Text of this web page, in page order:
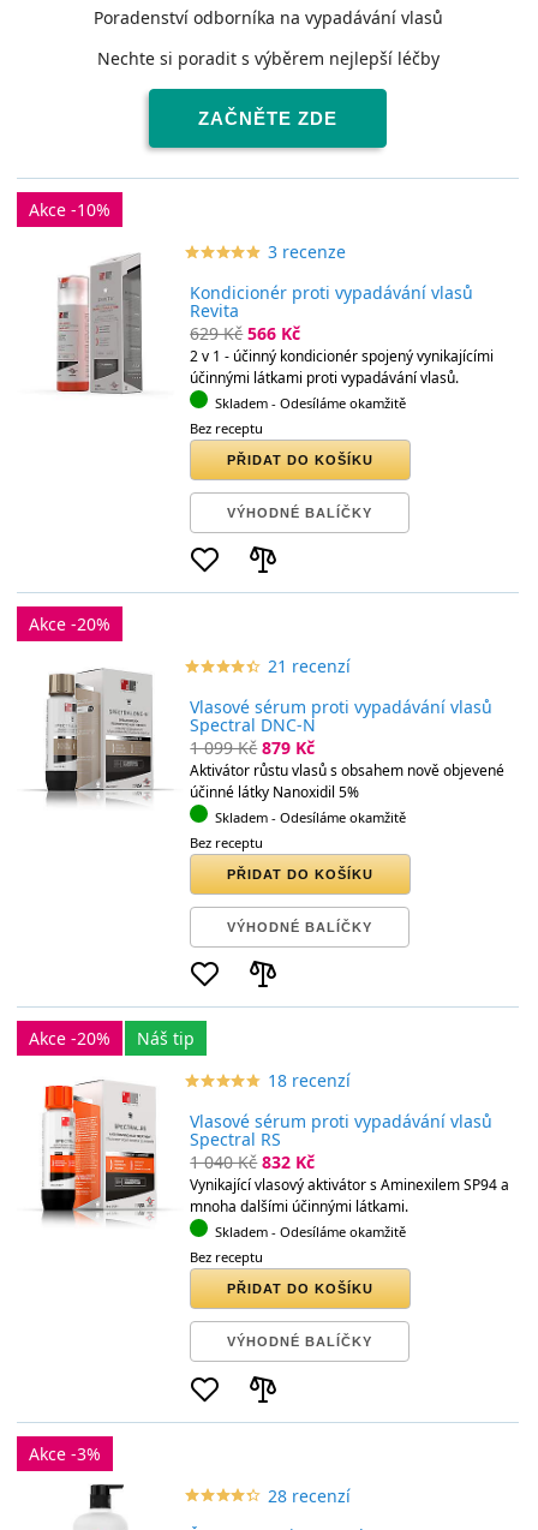
Poradenství odborníka na vypadávání vlasů
Nechte si poradit s výběrem nejlepší léčby
ZAČNĚTE ZDE
Akce -10%
star_borderstar_borderstar_borderstar_borderstar_border
starstarstarstarstar 3 recenze
Kondicionér proti vypadávání vlasů
Revita
629 Kč 566 Kč
2 v 1 - účinný kondicionér spojený vynikajícími
účinnými látkami proti vypadávání vlasů.
Skladem - Odesíláme okamžitě
Bez receptu
PŘIDAT DO KOŠÍKU
VÝHODNÉ BALÍČKY
Akce -20%
star_borderstar_borderstar_borderstar_borderstar_border
starstarstarstarstar 21 recenzí
Vlasové sérum proti vypadávání vlasů
Spectral DNC-N
1 099 Kč 879 Kč
Aktivátor růstu vlasů s obsahem nově objevené
účinné látky Nanoxidil 5%
Skladem - Odesíláme okamžitě
Bez receptu
PŘIDAT DO KOŠÍKU
VÝHODNÉ BALÍČKY
Akce -20% Náš tip
star_borderstar_borderstar_borderstar_borderstar_border
starstarstarstarstar 18 recenzí
Vlasové sérum proti vypadávání vlasů
Spectral RS
1 040 Kč 832 Kč
Vynikající vlasový aktivátor s Aminexilem SP94 a
mnoha dalšími účinnými látkami.
Skladem - Odesíláme okamžitě
Bez receptu
PŘIDAT DO KOŠÍKU
VÝHODNÉ BALÍČKY
Akce -3%
star_borderstar_borderstar_borderstar_borderstar_border
starstarstarstarstar 28 recenzí